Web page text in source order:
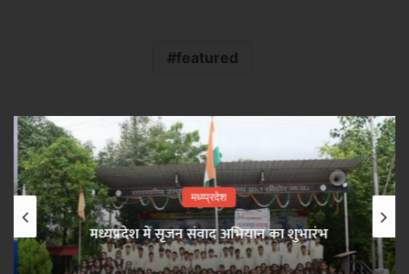
featured
मध्य्प्रदेश
मध्यप्रदेश में सृजन संवाद अभियान का शुभारंभ